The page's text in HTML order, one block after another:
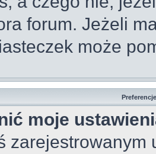
forum. Jeżeli
może
moje
zarejestrowanym